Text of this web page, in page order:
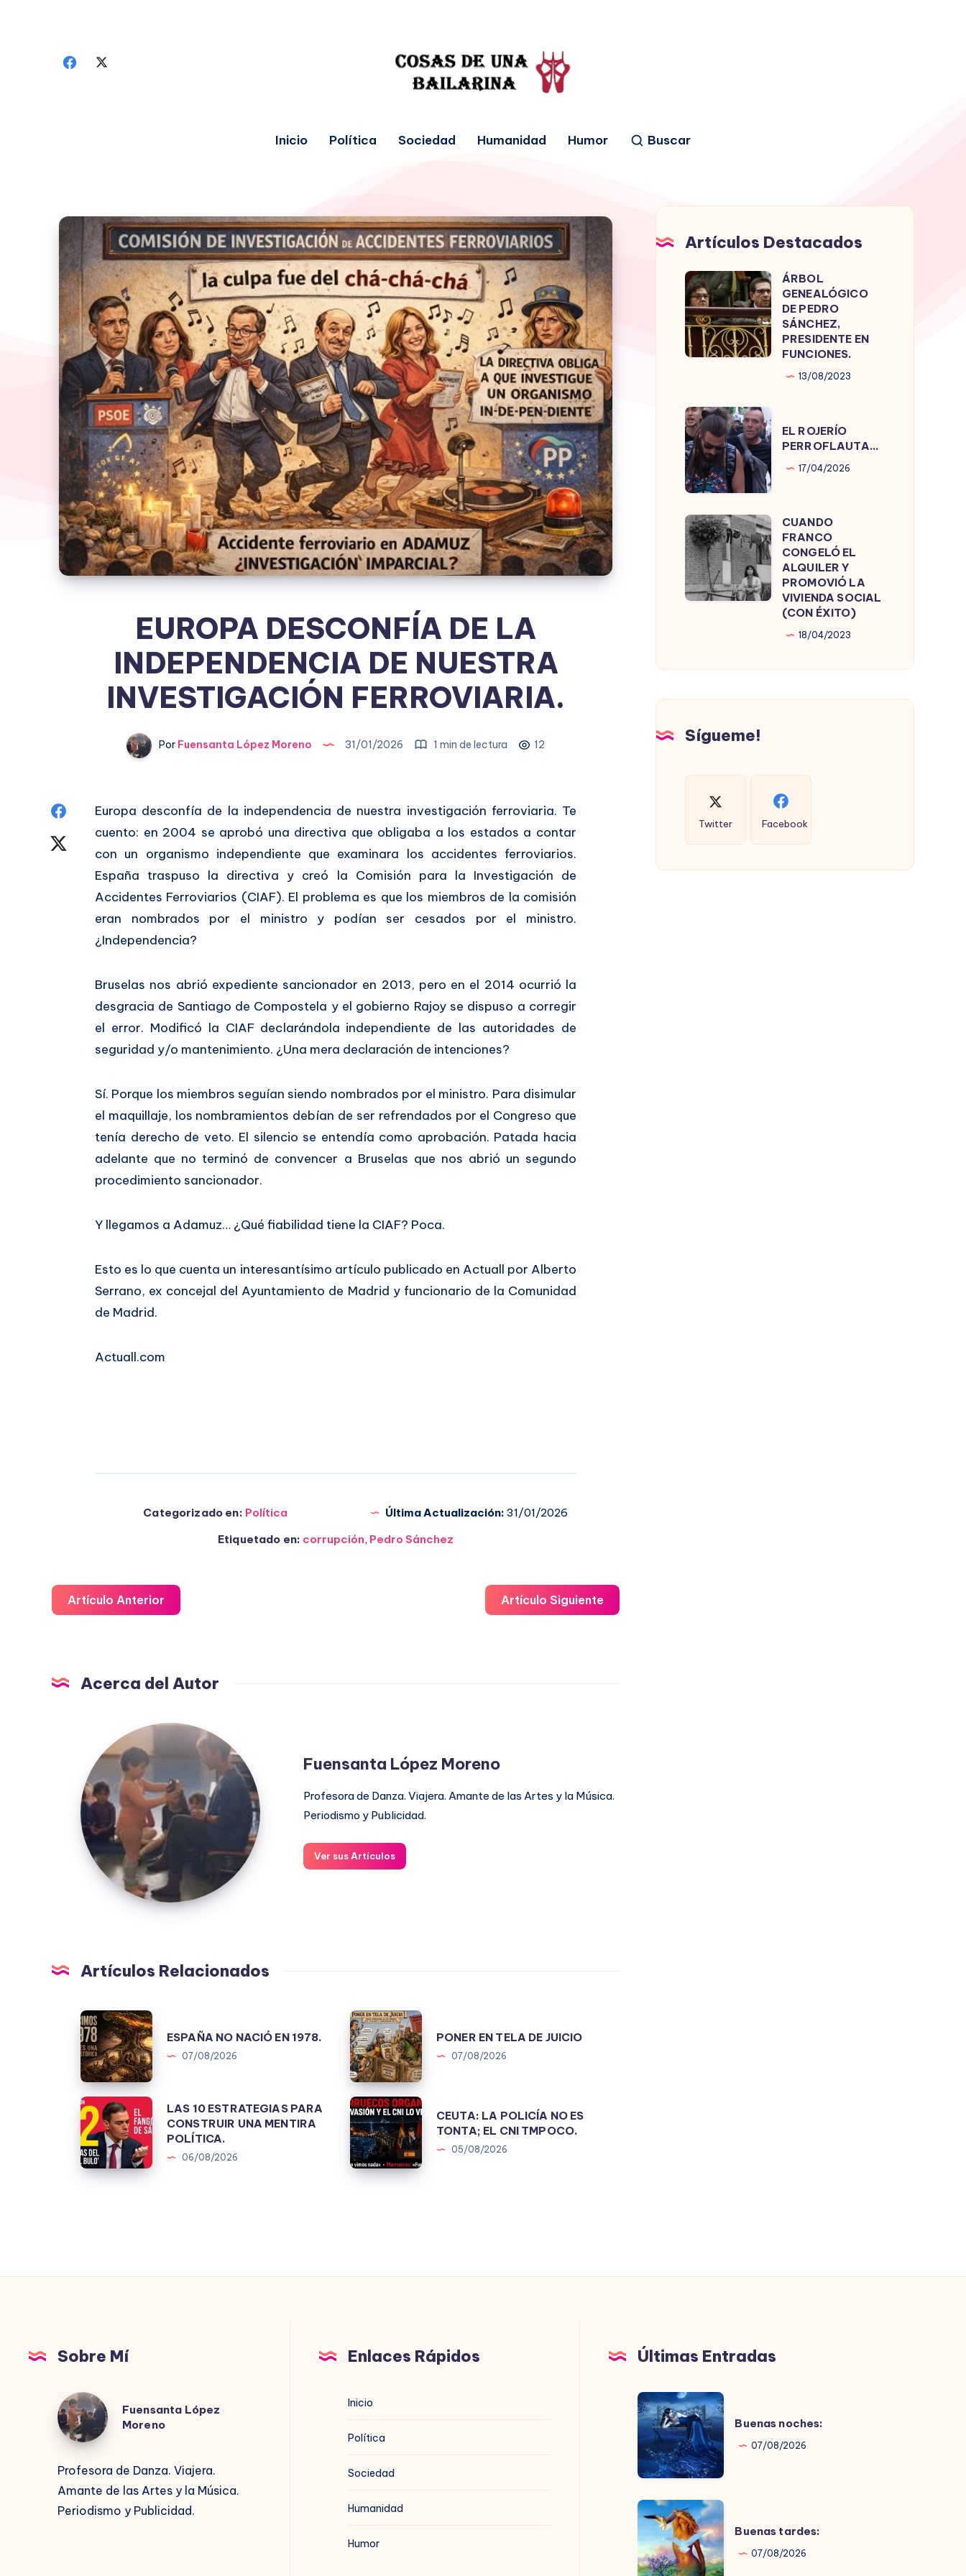
Inicio Política Sociedad Humanidad Humor Buscar
EUROPA DESCONFÍA DE LA
INDEPENDENCIA DE NUESTRA
INVESTIGACIÓN FERROVIARIA.
Por Fuensanta López Moreno 31/01/2026 1 min de lectura 12
Compartir
Facebook
Twitter
Europa desconfía de la independencia de nuestra investigación ferroviaria. Te
cuento: en 2004 se aprobó una directiva que obligaba a los estados a contar
con un organismo independiente que examinara los accidentes ferroviarios.
España traspuso la directiva y creó la Comisión para la Investigación de
Accidentes Ferroviarios (CIAF). El problema es que los miembros de la comisión
eran nombrados por el ministro y podían ser cesados por el ministro.
¿Independencia?
Bruselas nos abrió expediente sancionador en 2013, pero en el 2014 ocurrió la
desgracia de Santiago de Compostela y el gobierno Rajoy se dispuso a corregir
el error. Modificó la CIAF declarándola independiente de las autoridades de
seguridad y/o mantenimiento. ¿Una mera declaración de intenciones?
Sí. Porque los miembros seguían siendo nombrados por el ministro. Para disimular
el maquillaje, los nombramientos debían de ser refrendados por el Congreso que
tenía derecho de veto. El silencio se entendía como aprobación. Patada hacia
adelante que no terminó de convencer a Bruselas que nos abrió un segundo
procedimiento sancionador.
Y llegamos a Adamuz… ¿Qué fiabilidad tiene la CIAF? Poca.
Esto es lo que cuenta un interesantísimo artículo publicado en Actuall por Alberto
Serrano, ex concejal del Ayuntamiento de Madrid y funcionario de la Comunidad
de Madrid.
Actuall.com
Categorizado en: Política Última Actualización: 31/01/2026
Etiquetado en: corrupción, Pedro Sánchez
Artículo Anterior Artículo Siguiente
Acerca del Autor
Fuensanta
López
Moreno
Fuensanta López Moreno
Profesora de Danza. Viajera. Amante de las Artes y la Música.
Periodismo y Publicidad.
Ver sus Artículos
Artículos Relacionados
ESPAÑA
NO
NACIÓ
EN
1978.
ESPAÑA NO NACIÓ EN 1978.
07/08/2026
PONER
EN
TELA
DE
JUICIO
PONER EN TELA DE JUICIO
07/08/2026
LAS
10
ESTRATEGIAS
PARA
LAS 10 ESTRATEGIAS PARA
CONSTRUIR UNA MENTIRA
POLÍTICA.
06/08/2026
CEUTA:
LA
POLICÍA
NO
CEUTA: LA POLICÍA NO ES
TONTA; EL CNI TMPOCO.
05/08/2026
Artículos Destacados
ÁRBOL
GENEALÓGICO
DE
PEDRO
SÁNCHEZ,
FUNCIONES.
ÁRBOL
GENEALÓGICO
DE PEDRO
SÁNCHEZ,
PRESIDENTE EN
FUNCIONES.
13/08/2023
EL
ROJERÍO
PERROFLAUTA…
EL ROJERÍO
PERROFLAUTA…
17/04/2026
CUANDO
FRANCO
CONGELÓ
EL
ALQUILER
(CON
ÉXITO)
CUANDO
FRANCO
CONGELÓ EL
ALQUILER Y
PROMOVIÓ LA
VIVIENDA SOCIAL
(CON ÉXITO)
18/04/2023
Sígueme!
Twitter Facebook
Sobre Mí
Fuensanta
López
Moreno
Fuensanta López
Moreno
Profesora de Danza. Viajera.
Amante de las Artes y la Música.
Periodismo y Publicidad.
Enlaces Rápidos
Inicio
Política
Sociedad
Humanidad
Humor
Últimas Entradas
Buenas
noches:
Buenas noches:
07/08/2026
Buenas
tardes:
Buenas tardes:
07/08/2026